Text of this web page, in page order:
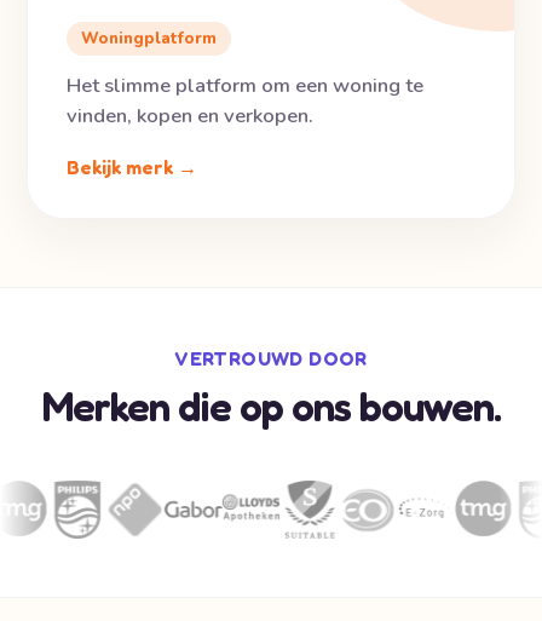
Woningplatform
Het slimme platform om een woning te
vinden, kopen en verkopen.
Bekijk merk →
VERTROUWD DOOR
Merken die op ons bouwen.